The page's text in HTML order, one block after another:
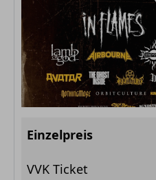
Einzelpreis
VVK Ticket